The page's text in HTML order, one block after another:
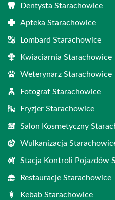
Dentysta Starachowice
Apteka Starachowice
Lombard Starachowice
Kwiaciarnia Starachowice
Weterynarz Starachowice
Fotograf Starachowice
Fryzjer Starachowice
Salon Kosmetyczny
Wulkanizacja
Stacja Kontroli Pojazdów
Restauracje Starachowice
Kebab Starachowice